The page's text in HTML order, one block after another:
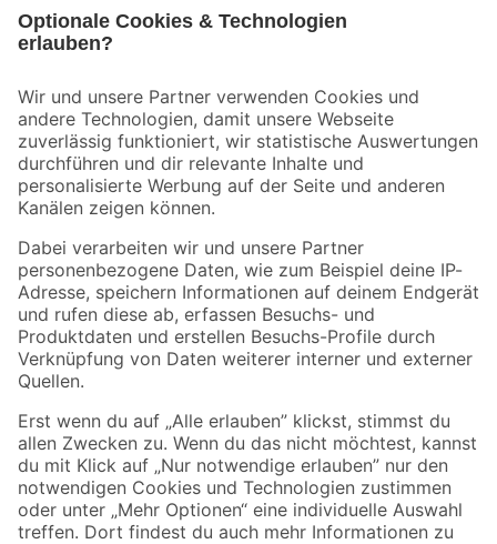
Der toom Newsletter: Keine Angebote und Aktionen mehr verpassen!
Zur Newsletter Anmeldung
Folge uns
Zahlungsarten Versandarten
Sicher einkaufen
Jetzt die toom-App herunterladen